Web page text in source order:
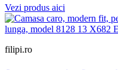
Vezi produs aici
filipi.ro